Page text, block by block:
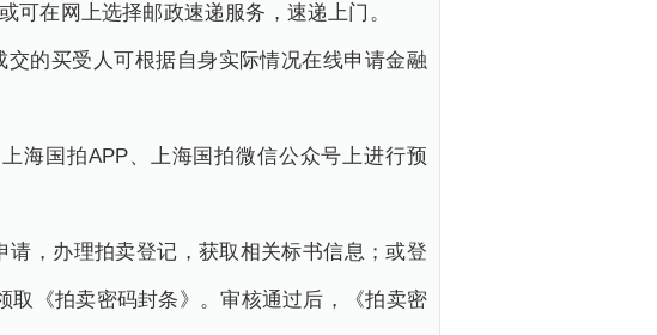
在网上选择邮政速递服务，速递上门。
的买受人可根据自身实际情况在线申请金融
国拍APP、上海国拍微信公众号上进行预
，办理拍卖登记，获取相关标书信息；或登
《拍卖密码封条》。审核通过后，《拍卖密